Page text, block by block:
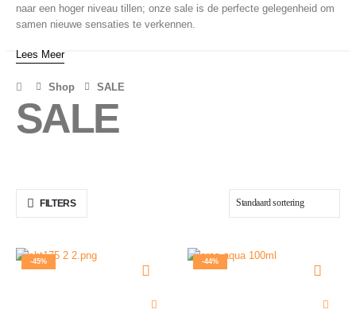
naar een hoger niveau tillen; onze sale is de perfecte gelegenheid om
samen nieuwe sensaties te verkennen.
Lees Meer
Shop SALE
SALE
FILTERS
-45% -44%